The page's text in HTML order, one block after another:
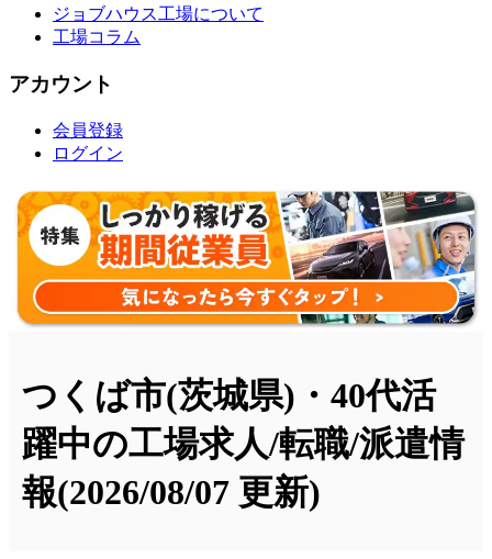
ジョブハウス工場について
工場コラム
アカウント
会員登録
ログイン
つくば市(茨城県)・40代活
躍中の工場求人/転職/派遣情
報(2026/08/07 更新)